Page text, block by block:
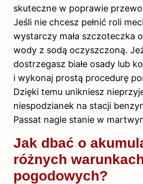
skuteczne w poprawie
Jeśli nie chcesz pełnić roli
wystarczy mała szczoteczka
wody z sodą oczyszczoną.
dostrzegasz białe osady lub
i wykonaj prostą procedurę
Dzięki temu unikniesz
niespodzianek na stacji
Passat nagle stanie w
Jak dbać o
różnych
pogodowych?